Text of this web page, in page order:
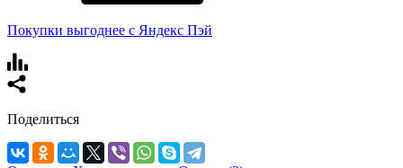
Покупки выгоднее с Яндекс Пэй
Поделиться